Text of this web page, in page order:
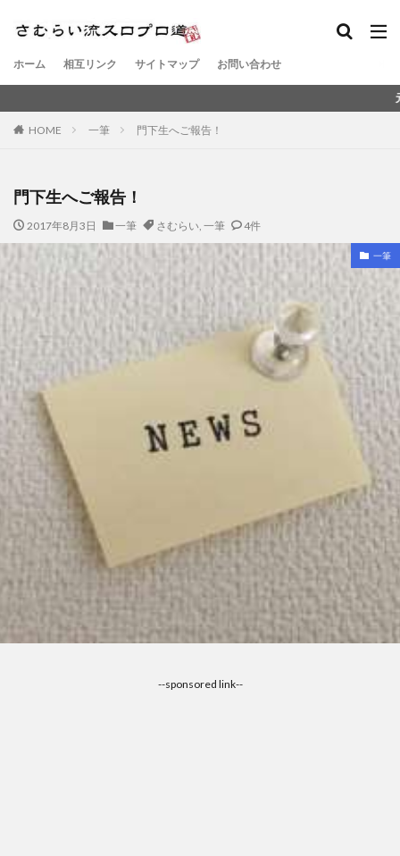
ホーム 相互リンク サイトマップ お問い合わせ
元スロット
HOME 一筆 門下生へご報告！
門下生へご報告！
2017年8月3日 一筆 さむらい, 一筆 4件
一筆
--sponsored link--